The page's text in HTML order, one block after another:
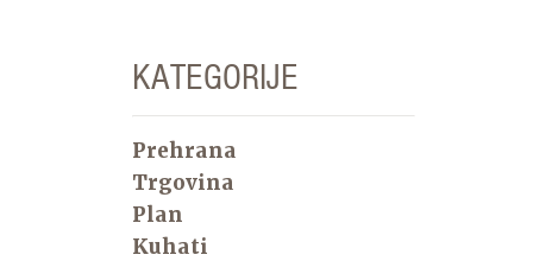
KATEGORIJE
Prehrana
Trgovina
Plan
Kuhati